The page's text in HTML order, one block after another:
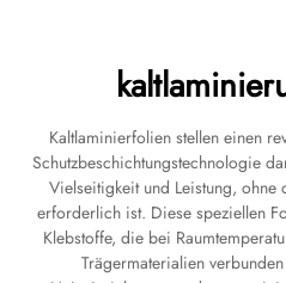
Kaltlaminierfolien stellen einen
Schutzbeschichtungstechnologie
Vielseitigkeit und Leistung, ohne
erforderlich ist. Diese speziellen
Klebstoffe, die bei
Trägermaterialien